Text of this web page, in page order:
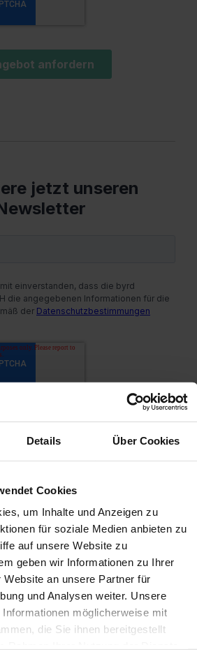
Details Über Cookies
Cookies
um Inhalte und Anzeigen zu
für soziale Medien anbieten zu
auf unsere Website zu
geben wir Informationen zu Ihrer
Website an unsere Partner für
und Analysen weiter. Unsere
möglicherweise mit
die Sie ihnen bereitgestellt
Beiträge